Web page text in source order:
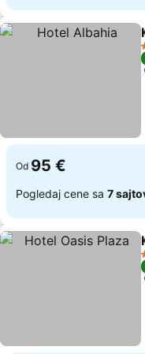
Od 95 €
Pogledaj cene sa 7